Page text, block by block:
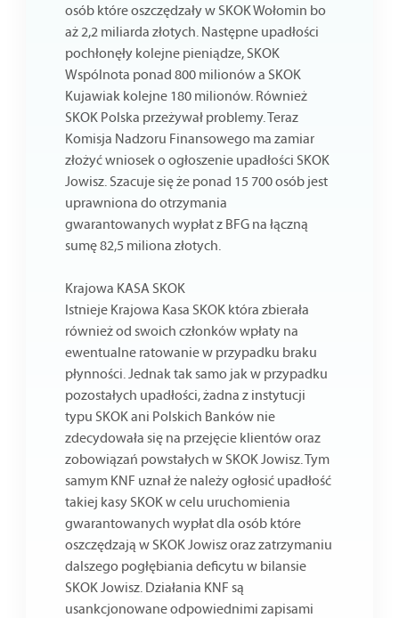
osób które oszczędzały w SKOK Wołomin bo
aż 2,2 miliarda złotych. Następne upadłości
pochłonęły kolejne pieniądze, SKOK
Wspólnota ponad 800 milionów a SKOK
Kujawiak kolejne 180 milionów. Również
SKOK Polska przeżywał problemy. Teraz
Komisja Nadzoru Finansowego ma zamiar
złożyć wniosek o ogłoszenie upadłości SKOK
Jowisz. Szacuje się że ponad 15 700 osób jest
uprawniona do otrzymania
gwarantowanych wypłat z BFG na łączną
sumę 82,5 miliona złotych.
Krajowa KASA SKOK
Istnieje Krajowa Kasa SKOK która zbierała
również od swoich członków wpłaty na
ewentualne ratowanie w przypadku braku
płynności. Jednak tak samo jak w przypadku
pozostałych upadłości, żadna z instytucji
typu SKOK ani Polskich Banków nie
zdecydowała się na przejęcie klientów oraz
zobowiązań powstałych w SKOK Jowisz. Tym
samym KNF uznał że należy ogłosić upadłość
takiej kasy SKOK w celu uruchomienia
gwarantowanych wypłat dla osób które
oszczędzają w SKOK Jowisz oraz zatrzymaniu
dalszego pogłębiania deficytu w bilansie
SKOK Jowisz. Działania KNF są
usankcjonowane odpowiednimi zapisami